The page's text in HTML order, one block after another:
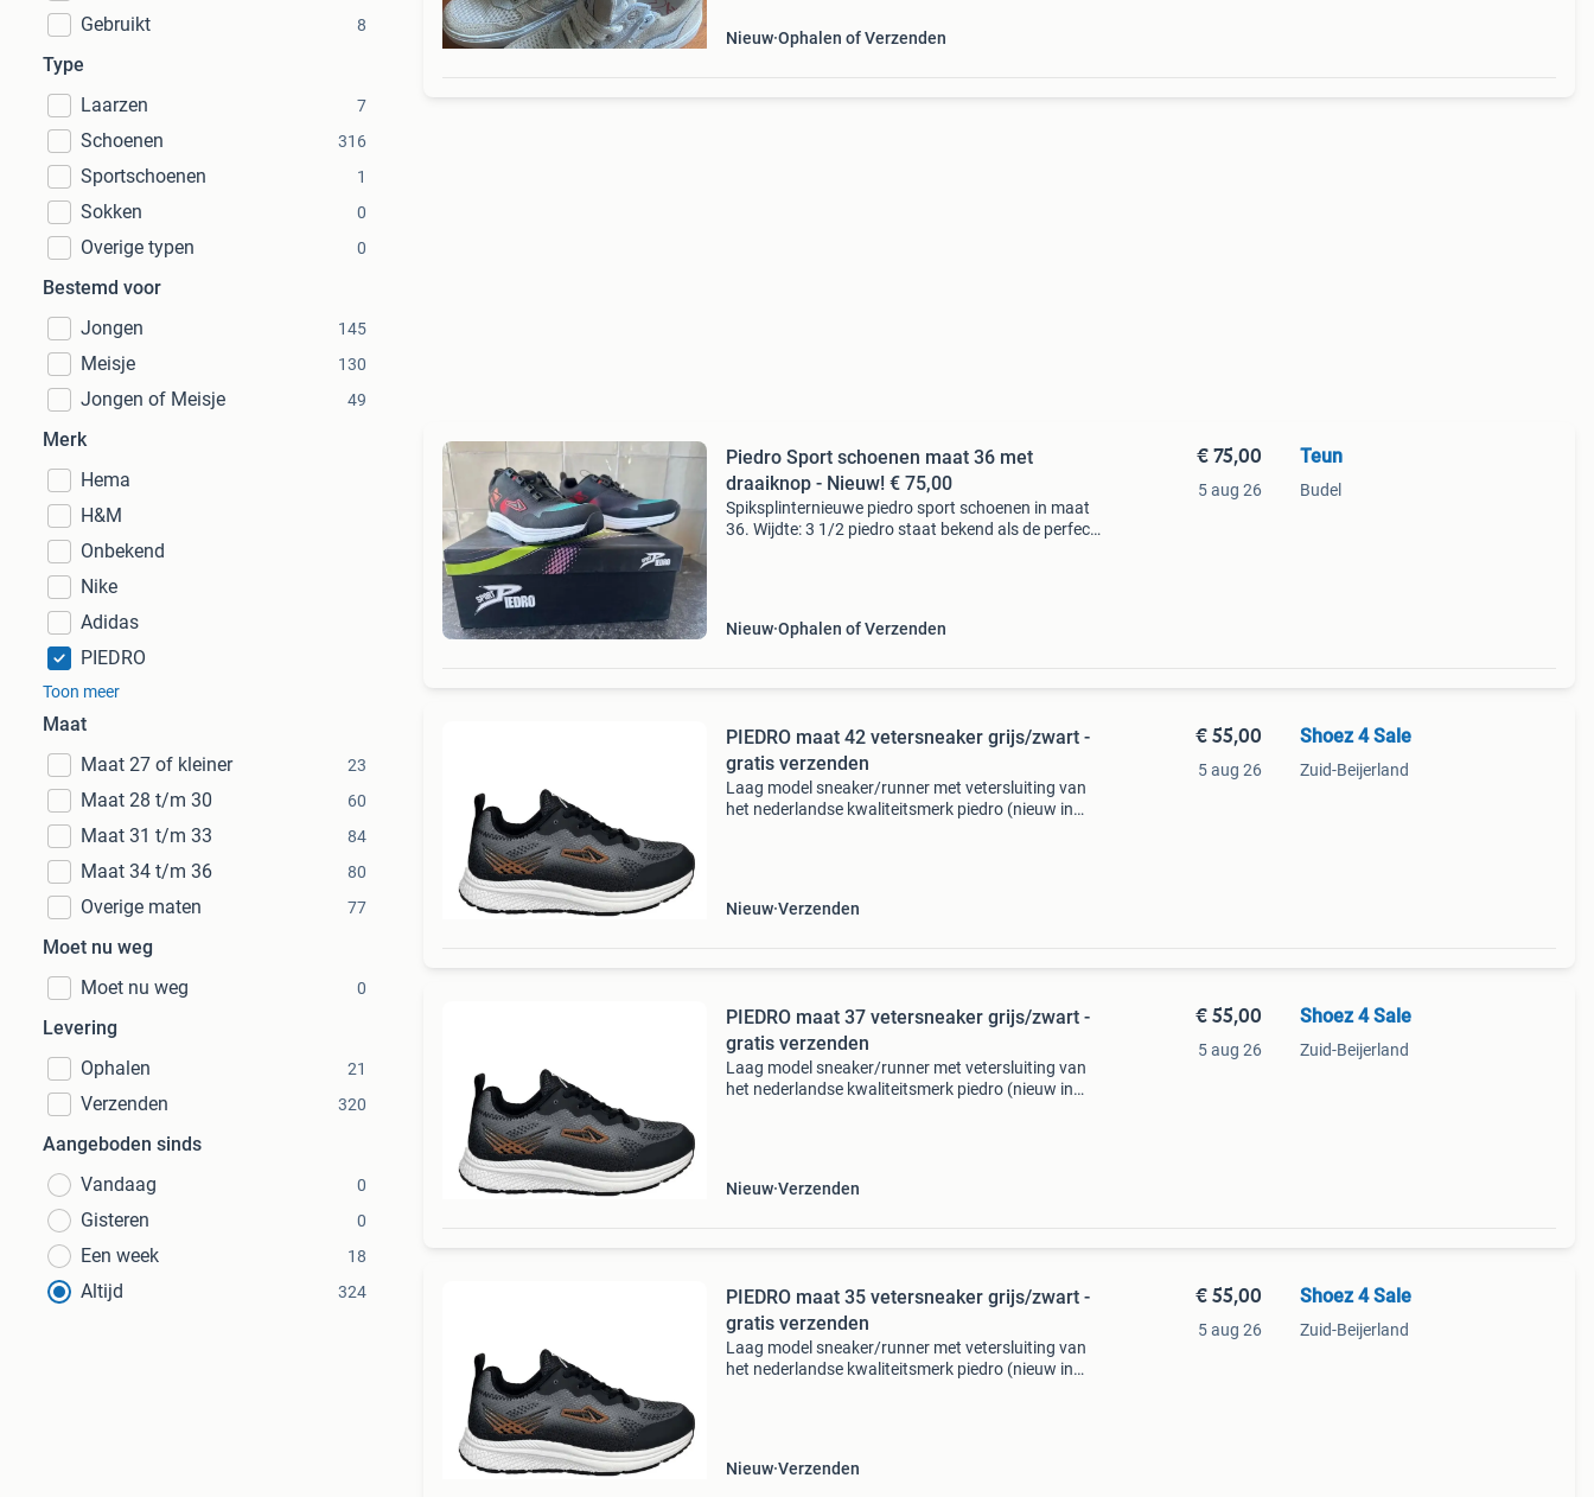
Gebruikt 8
Type
Laarzen
7
Schoenen 316
Sportschoenen 1
Sokken 0
Overige typen 0
Bestemd voor
Jongen
145
Meisje 130
Jongen of Meisje 49
Merk
Hema
H&M
Onbekend
Nike
Adidas
PIEDRO
Toon meer
Maat
Maat 27 of kleiner
23
Maat 28 t/m 30 60
Maat 31 t/m 33 84
Maat 34 t/m 36 80
Overige maten 77
Moet nu weg
Moet nu weg
0
Levering
Ophalen
21
Verzenden 320
Aangeboden sinds
Vandaag
0
Gisteren 0
Een week 18
Altijd 324
Nieuw Ophalen of Verzenden
Piedro Sport schoenen maat 36 met
draaiknop - Nieuw! € 75,00
Spiksplinternieuwe piedro sport schoenen in maat
36. Wijdte: 3 1/2 piedro staat bekend als de perfect
Nieuw Ophalen of Verzenden
€ 75,00
5 aug 26
Teun
Budel
PIEDRO maat 42 vetersneaker grijs/zwart -
gratis verzenden
Laag model sneaker/runner met vetersluiting van
het nederlandse kwaliteitsmerk piedro (nieuw in
Nieuw Verzenden
€ 55,00
5 aug 26
Shoez 4 Sale
Zuid-Beijerland
PIEDRO maat 37 vetersneaker grijs/zwart -
gratis verzenden
Laag model sneaker/runner met vetersluiting van
het nederlandse kwaliteitsmerk piedro (nieuw in
Nieuw Verzenden
€ 55,00
5 aug 26
Shoez 4 Sale
Zuid-Beijerland
PIEDRO maat 35 vetersneaker grijs/zwart -
gratis verzenden
Laag model sneaker/runner met vetersluiting van
het nederlandse kwaliteitsmerk piedro (nieuw in
Nieuw Verzenden
€ 55,00
5 aug 26
Shoez 4 Sale
Zuid-Beijerland